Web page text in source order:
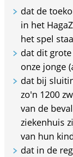
dat de
in het
het spel
dat dit
onze jonge
dat bij
zo'n 1200
van de
ziekenhuis
van hun
dat in de